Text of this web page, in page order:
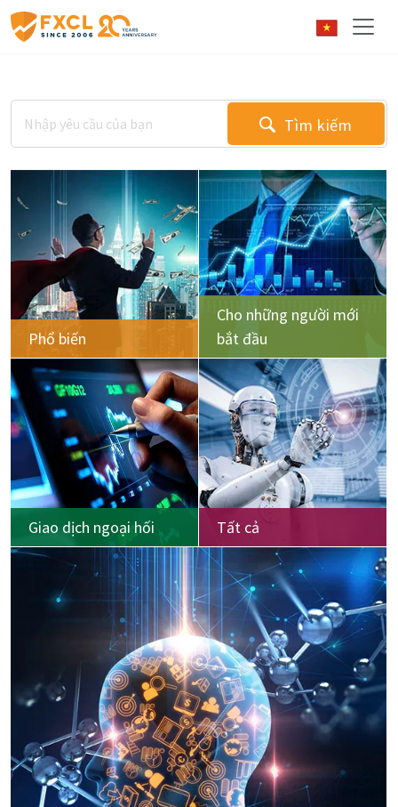
Tìm kiếm
Phổ biến
Cho những người mới
bắt đầu
Giao dịch ngoại hối Tất cả